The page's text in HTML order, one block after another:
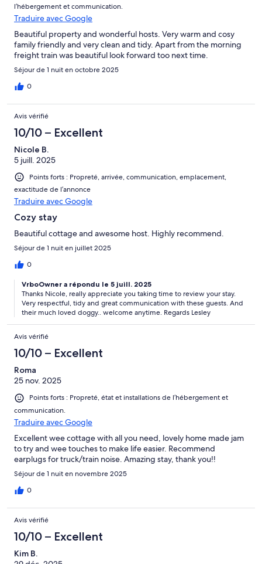
l’hébergement et communication.
Traduire avec Google
Beautiful property and wonderful hosts. Very warm and cosy
family friendly and very clean and tidy. Apart from the morning
freight train was beautiful look forward too next time.
Séjour de 1 nuit en octobre 2025
0
Avis vérifié
10/10 – Excellent
Nicole B.
5 juill. 2025
Points forts : Propreté, arrivée, communication, emplacement,
exactitude de l’annonce
Traduire avec Google
Cozy stay
Beautiful cottage and awesome host. Highly recommend.
Séjour de 1 nuit en juillet 2025
0
VrboOwner a répondu le 5 juill. 2025
Thanks Nicole, really appreciate you taking time to review your stay.
Very respectful, tidy and great communication with these guests. And
their much loved doggy.. welcome anytime. Regards Lesley
Avis vérifié
10/10 – Excellent
Roma
25 nov. 2025
Points forts : Propreté, état et installations de l’hébergement et
communication.
Traduire avec Google
Excellent wee cottage with all you need, lovely home made jam
to try and wee touches to make life easier. Recommend
earplugs for truck/train noise. Amazing stay, thank you!!
Séjour de 1 nuit en novembre 2025
0
Avis vérifié
10/10 – Excellent
Kim B.